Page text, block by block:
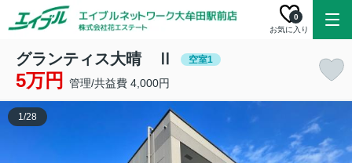
お気に入り
0
グランティス大晴 Ⅱ 空室1
5万円 管理/共益費 4,000円
1/28